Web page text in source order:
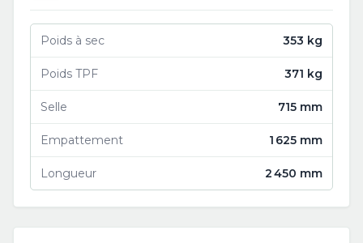
Poids à sec 353 kg
Poids TPF 371 kg
Selle 715 mm
Empattement 1 625 mm
Longueur 2 450 mm